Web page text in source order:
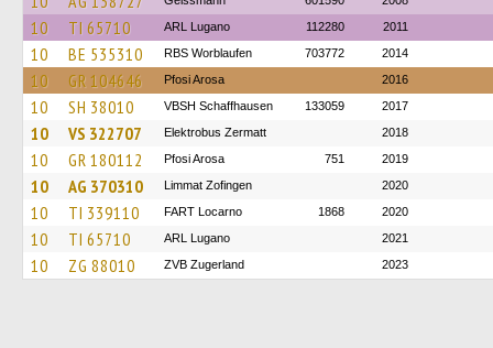
10 TI 65710 ARL Lugano 112280 2011
10 BE 535310 RBS Worblaufen 703772 2014
10 GR 104646 Pfosi Arosa 2016
10 SH 38010 VBSH Schaffhausen 133059 2017
10 VS 322707 Elektrobus Zermatt 2018
10 GR 180112 Pfosi Arosa 751 2019
10 AG 370310 Limmat Zofingen 2020
10 TI 339110 FART Locarno 1868 2020
10 TI 65710 ARL Lugano 2021
10 ZG 88010 ZVB Zugerland 2023